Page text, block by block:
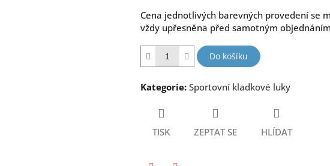
Cena jednotlivých barevných provedení se
vždy upřesněna před samotným
Do košíku
Kategorie: Sportovní kladkové luky
TISK ZEPTAT SE HLÍDAT